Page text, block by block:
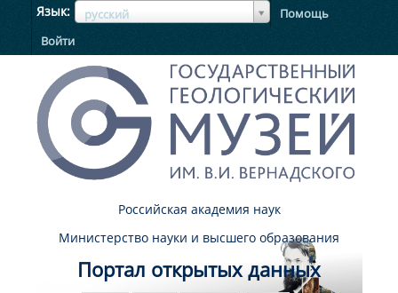
Язык русский
ЯзыкЯзык
Помощь
Войти
Российская академия наук
Министерство науки и высшего образования
Портал открытых данных